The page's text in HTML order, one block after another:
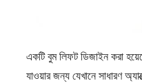
একটি বুম লিফট ডিজাইন করা
যাওয়ার জন্য যেখানে সাধারণ